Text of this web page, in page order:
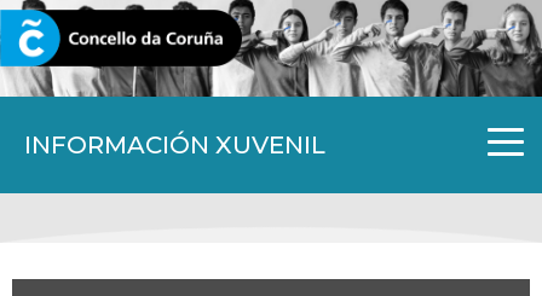
INFORMACIÓN XUVENIL
CORUNA.GAL